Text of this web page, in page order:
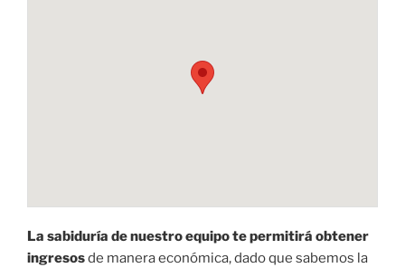
La sabiduría de nuestro equipo te permitirá obtener
ingresosde manera económica, dado que sabemos la